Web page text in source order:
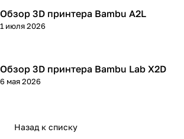
3D принтеры
Обзор 3D принтера Bambu A2L
1 июля 2026
3D принтеры
Обзор 3D принтера Bambu Lab X2D
6 мая 2026
Назад к списку